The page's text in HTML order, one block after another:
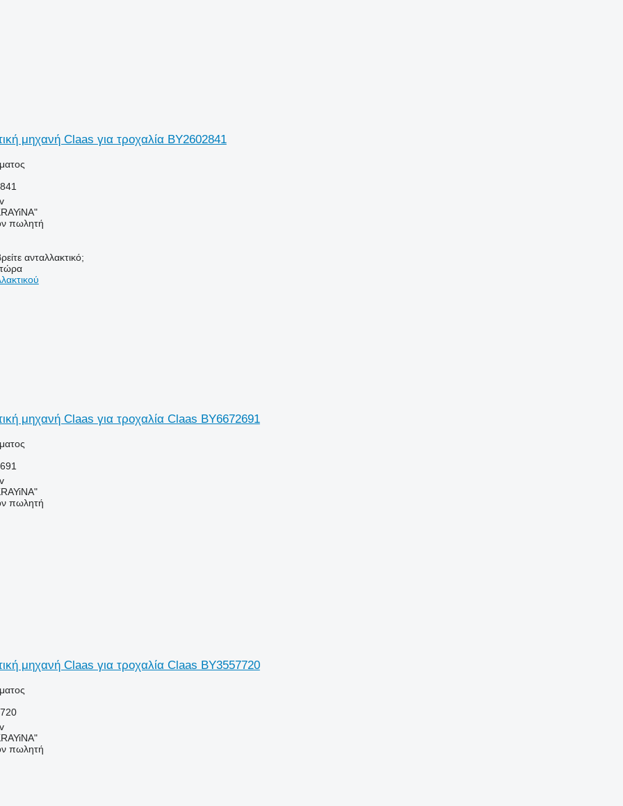
μηχανή Claas για τροχαλία BY2602841
πωλητή
ανταλλακτικό;
τώρα
μηχανή Claas για τροχαλία Claas BY6672691
πωλητή
μηχανή Claas για τροχαλία Claas BY3557720
πωλητή